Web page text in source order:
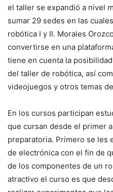
el taller se expandió a nivel
sumar 29 sedes en las
robótica I y II. Morales
convertirse en una
tiene en cuenta la
del taller de robótica, así
videojuegos y otros temas
En los cursos participan
que cursan desde el primer
preparatoria. Primero se les
de electrónica con el fin de
de los componentes de un
atractivo el curso es que